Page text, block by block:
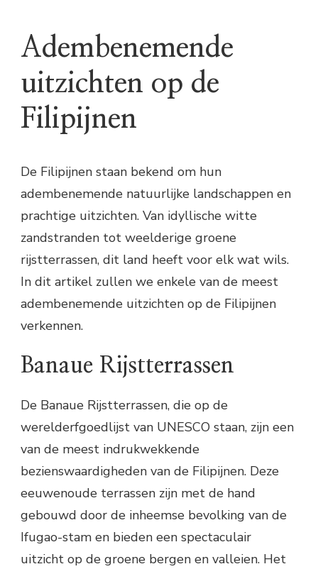
Adembenemende
uitzichten op de
Filipijnen
De Filipijnen staan bekend om hun
adembenemende natuurlijke landschappen en
prachtige uitzichten. Van idyllische witte
zandstranden tot weelderige groene
rijstterrassen, dit land heeft voor elk wat wils.
In dit artikel zullen we enkele van de meest
adembenemende uitzichten op de Filipijnen
verkennen.
Banaue Rijstterrassen
De Banaue Rijstterrassen, die op de
werelderfgoedlijst van UNESCO staan, zijn een
van de meest indrukwekkende
bezienswaardigheden van de Filipijnen. Deze
eeuwenoude terrassen zijn met de hand
gebouwd door de inheemse bevolking van de
Ifugao-stam en bieden een spectaculair
uitzicht op de groene bergen en valleien. Het